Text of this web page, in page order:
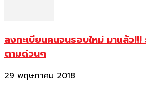
ลงทะเบียนคนจนรอบใหม่ มาแล้ว
ตามด่วนๆ
29 พฤษภาคม 2018